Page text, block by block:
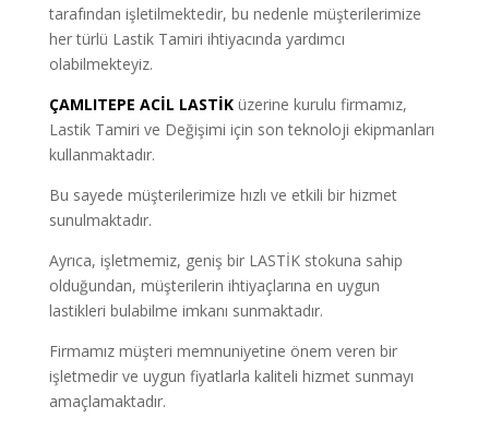
tarafından işletilmektedir, bu nedenle müşterilerimize
her türlü Lastik Tamiri ihtiyacında yardımcı
olabilmekteyiz.
ÇAMLITEPE ACİL LASTİKüzerine kurulu firmamız,
Lastik Tamiri ve Değişimi için son teknoloji ekipmanları
kullanmaktadır.
Bu sayede müşterilerimize hızlı ve etkili bir hizmet
sunulmaktadır.
Ayrıca, işletmemiz, geniş bir LASTİK stokuna sahip
olduğundan, müşterilerin ihtiyaçlarına en uygun
lastikleri bulabilme imkanı sunmaktadır.
Firmamız müşteri memnuniyetine önem veren bir
işletmedir ve uygun fiyatlarla kaliteli hizmet sunmayı
amaçlamaktadır.